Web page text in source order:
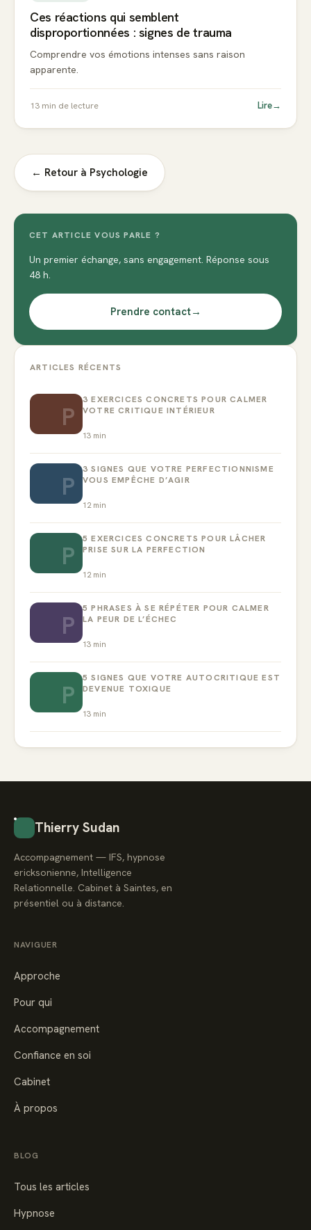
Ces réactions qui semblent
disproportionnées : signes de trauma
Comprendre vos émotions intenses sans raison
apparente.
13 min de lecture Lire→
← Retour à Psychologie
CET ARTICLE VOUS PARLE ?
Un premier échange, sans engagement. Réponse sous
48 h.
Prendre contact→
ARTICLES RÉCENTS
P
3 EXERCICES CONCRETS POUR CALMER
VOTRE CRITIQUE INTÉRIEUR
13 min
P
3 SIGNES QUE VOTRE PERFECTIONNISME
VOUS EMPÊCHE D’AGIR
12min
P
5 EXERCICES CONCRETS POUR LÂCHER
PRISE SUR LA PERFECTION
12min
P
5 PHRASES À SE RÉPÉTER POUR CALMER
LA PEUR DE L’ÉCHEC
13 min
P
5 SIGNES QUE VOTRE AUTOCRITIQUE EST
DEVENUE TOXIQUE
13 min
Thierry Sudan
Accompagnement — IFS, hypnose
ericksonienne, Intelligence
Relationnelle. Cabinet à Saintes, en
présentiel ou à distance.
NAVIGUER
Approche
Pour qui
Accompagnement
Confiance en soi
Cabinet
À propos
BLOG
Tous les articles
Hypnose